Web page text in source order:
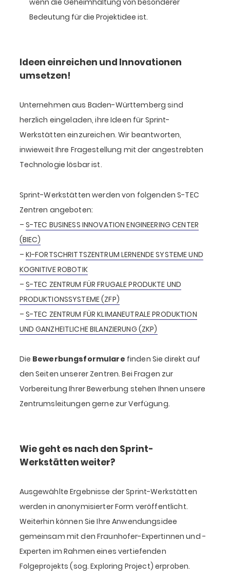
wenn die Geheimhaltung von besonderer
Bedeutung für die Projektidee ist.
Ideen einreichen und Innovationen
umsetzen!
Unternehmen aus Baden-Württemberg sind
herzlich eingeladen, ihre Ideen für Sprint-
Werkstätten einzureichen. Wir beantworten,
inwieweit Ihre Fragestellung mit der angestrebten
Technologie lösbar ist.
Sprint-Werkstätten werden von folgenden S-TEC
Zentren angeboten:
– S-TEC BUSINESS INNOVATION ENGINEERING CENTER
(BIEC)
– KI-FORTSCHRITTSZENTRUM LERNENDE SYSTEME UND
KOGNITIVE ROBOTIK
– S-TEC ZENTRUM FÜR FRUGALE PRODUKTE UND
PRODUKTIONSSYSTEME (ZFP)
– S-TEC ZENTRUM FÜR KLIMANEUTRALE PRODUKTION
UND GANZHEITLICHE BILANZIERUNG (ZKP)
Die Bewerbungsformulare finden Sie direkt auf
den Seiten unserer Zentren. Bei Fragen zur
Vorbereitung Ihrer Bewerbung stehen Ihnen unsere
Zentrumsleitungen gerne zur Verfügung.
Wie geht es nach den Sprint-
Werkstätten weiter?
Ausgewählte Ergebnisse der Sprint-Werkstätten
werden in anonymisierter Form veröffentlicht.
Weiterhin können Sie Ihre Anwendungsidee
gemeinsam mit den Fraunhofer-Expertinnen und -
Experten im Rahmen eines vertiefenden
Folgeprojekts (sog. Exploring Project) erproben.